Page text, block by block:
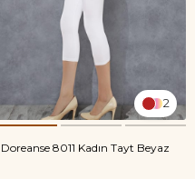
2
Doreanse 8011 Kadın Tayt Beyaz